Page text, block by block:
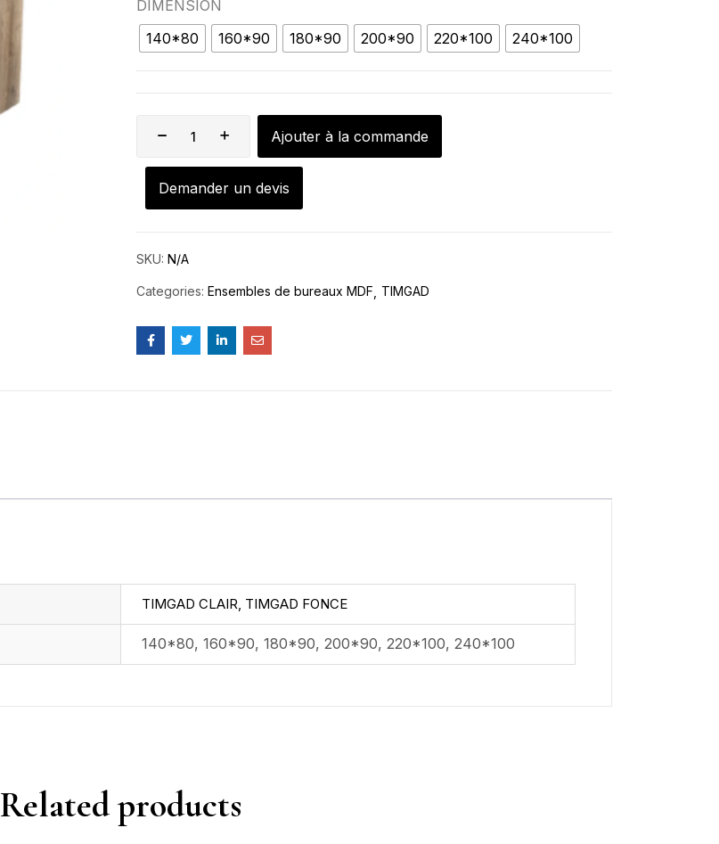
DIMENSION
140*80
160*90 180*90 200*90 220*100 240*100
Ajouter à la commande
Demander un devis
SKU: N/A
Categories: Ensembles de bureaux MDF TIMGAD
TIMGAD CLAIR, TIMGAD FONCE
140*80, 160*90, 180*90, 200*90, 220*100, 240*100
Related products